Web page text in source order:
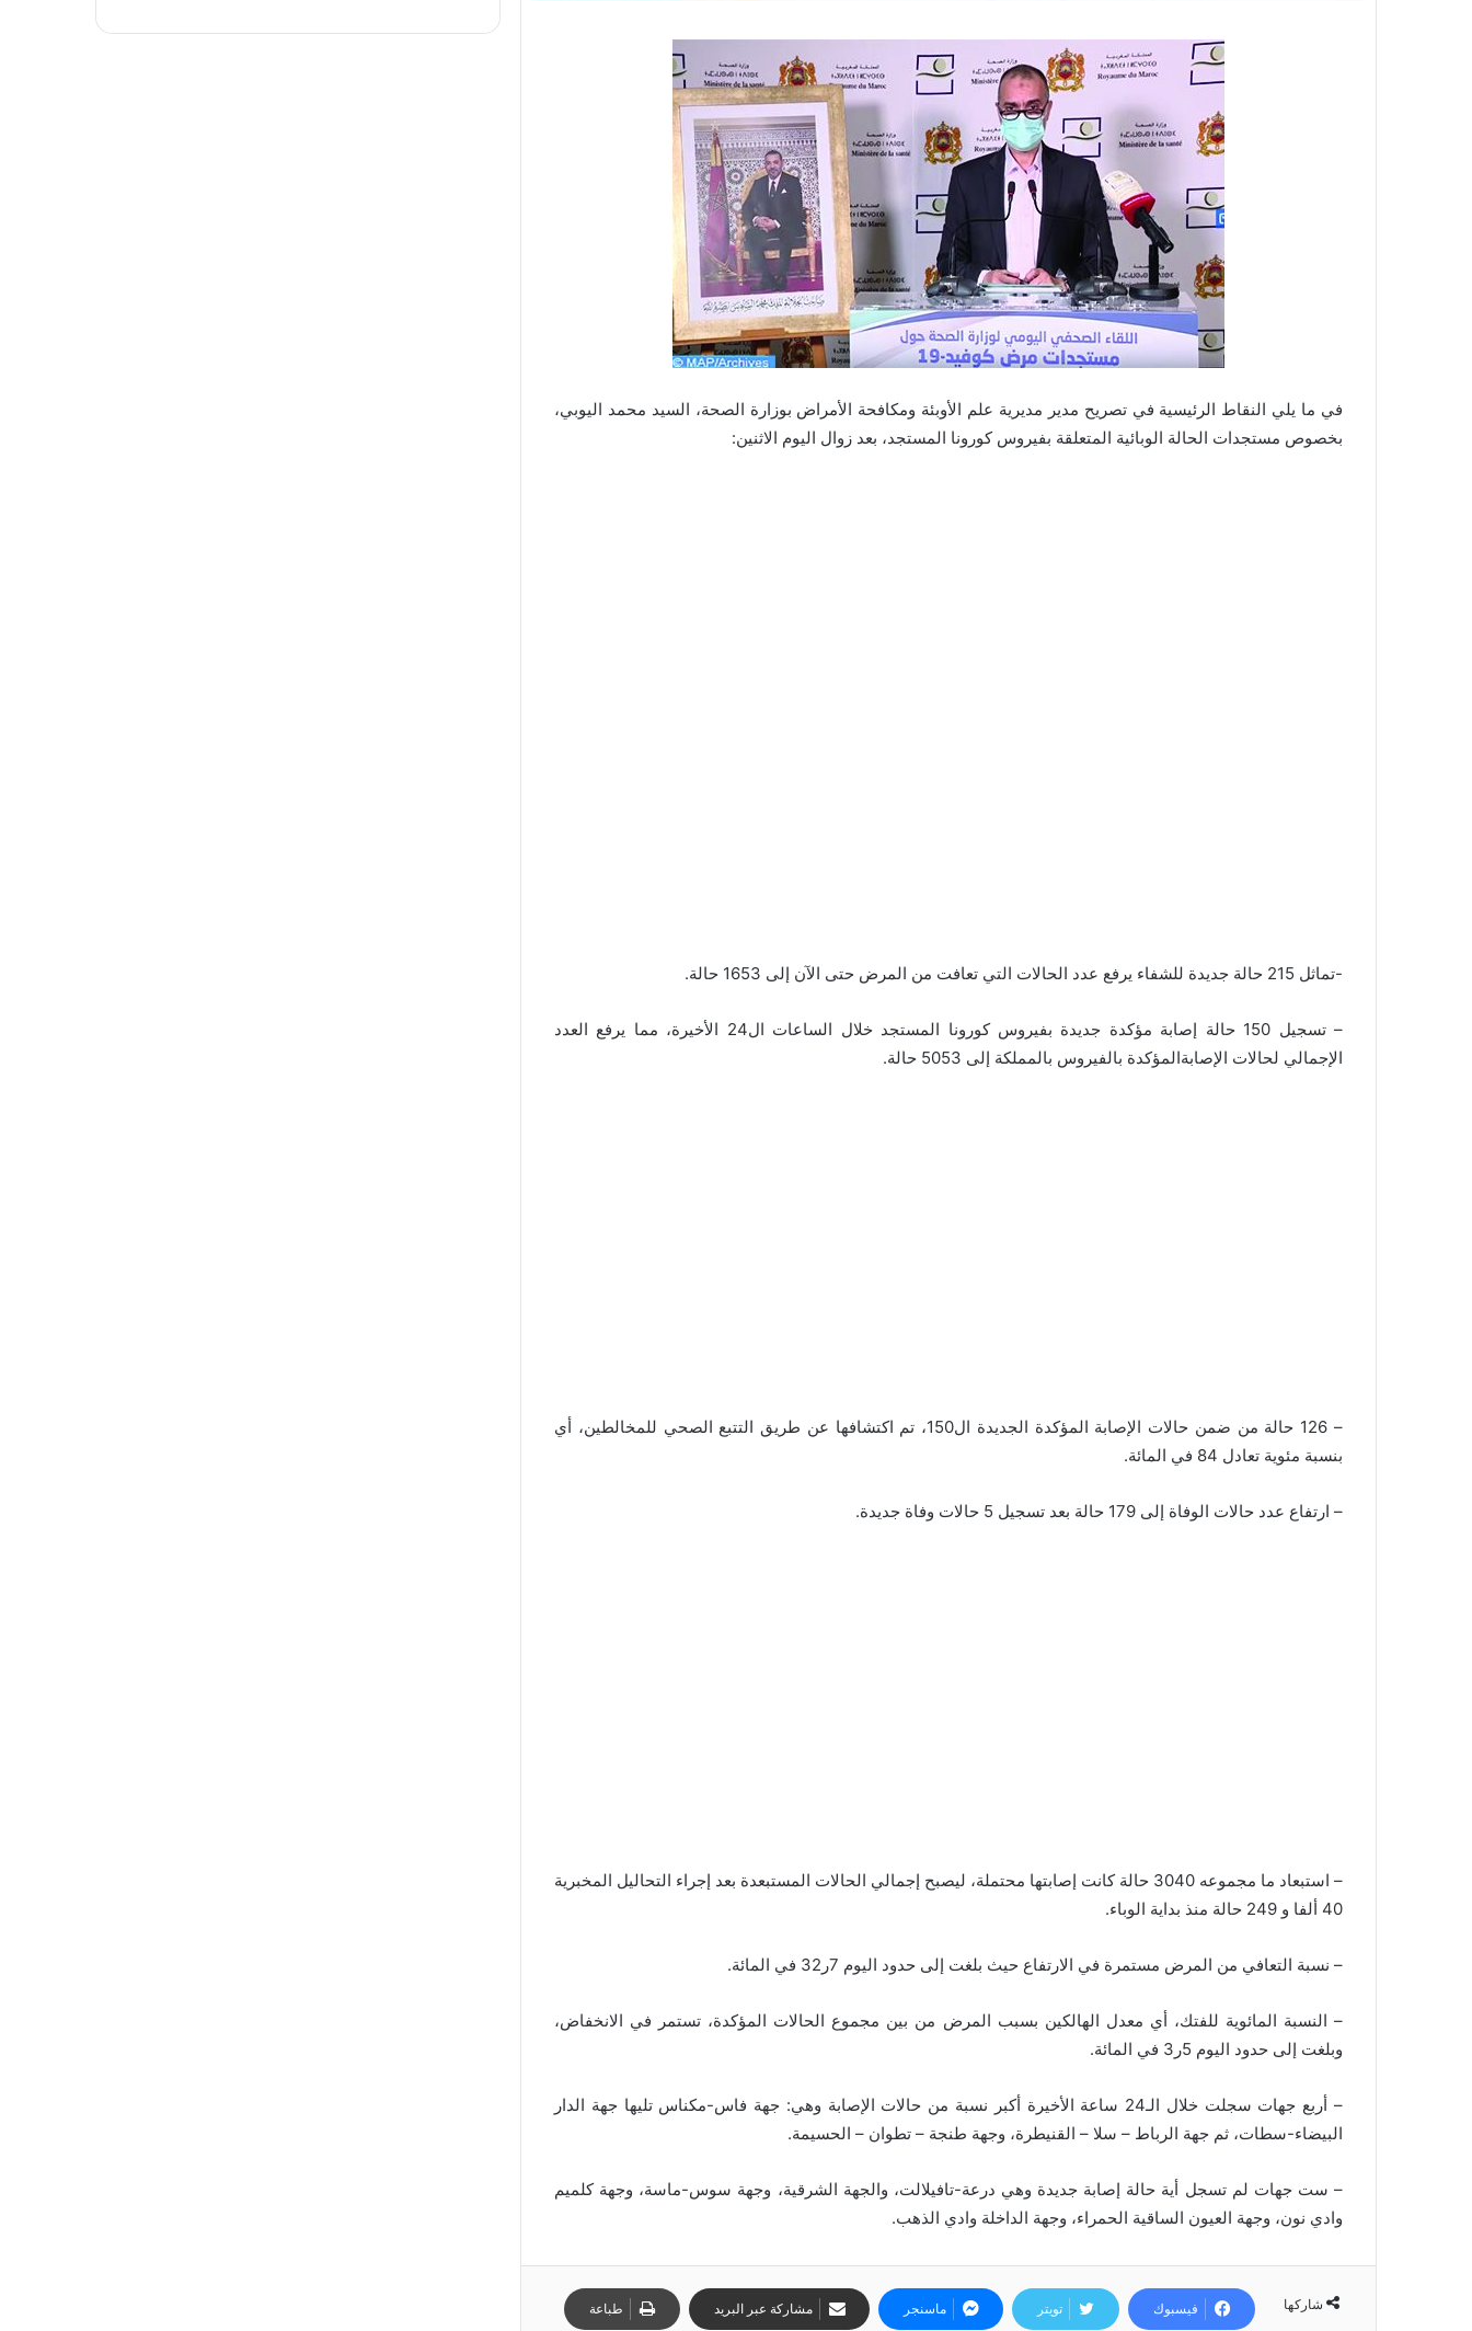
في ما يلي النقاط الرئيسية في تصريح مدير مديرية علم الأوبئة ومكافحة الأمراض بوزارة الصحة، السيد محمد اليوبي،
بخصوص مستجدات الحالة الوبائية المتعلقة بفيروس كورونا المستجد، بعد زوال اليوم الاثنين:
-تماثل 215 حالة جديدة للشفاء يرفع عدد الحالات التي تعافت من المرض حتى الآن إلى 1653 حالة.
– تسجيل 150 حالة إصابة مؤكدة جديدة بفيروس كورونا المستجد خلال الساعات ال24 الأخيرة، مما يرفع العدد
الإجمالي لحالات الإصابةالمؤكدة بالفيروس بالمملكة إلى 5053 حالة.
– 126 حالة من ضمن حالات الإصابة المؤكدة الجديدة ال150، تم اكتشافها عن طريق التتبع الصحي للمخالطين، أي
بنسبة مئوية تعادل 84 في المائة.
– ارتفاع عدد حالات الوفاة إلى 179 حالة بعد تسجيل 5 حالات وفاة جديدة.
– استبعاد ما مجموعه 3040 حالة كانت إصابتها محتملة، ليصبح إجمالي الحالات المستبعدة بعد إجراء التحاليل المخبرية
40 ألفا و 249 حالة منذ بداية الوباء.
– نسبة التعافي من المرض مستمرة في الارتفاع حيث بلغت إلى حدود اليوم 7ر32 في المائة.
– النسبة المائوية للفتك، أي معدل الهالكين بسبب المرض من بين مجموع الحالات المؤكدة، تستمر في الانخفاض،
وبلغت إلى حدود اليوم 5ر3 في المائة.
– أربع جهات سجلت خلال الـ24 ساعة الأخيرة أكبر نسبة من حالات الإصابة وهي: جهة فاس-مكناس تليها جهة الدار
البيضاء-سطات، ثم جهة الرباط – سلا – القنيطرة، وجهة طنجة – تطوان – الحسيمة.
– ست جهات لم تسجل أية حالة إصابة جديدة وهي درعة-تافيلالت، والجهة الشرقية، وجهة سوس-ماسة، وجهة كلميم
وادي نون، وجهة العيون الساقية الحمراء، وجهة الداخلة وادي الذهب.
شاركها فيسبوك تويتر ماسنجر مشاركة عبر البريد طباعة